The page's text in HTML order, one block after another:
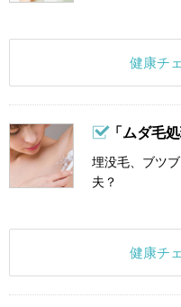
健康チ
「ムダ毛
埋没毛、ブツ
夫？
健康チ